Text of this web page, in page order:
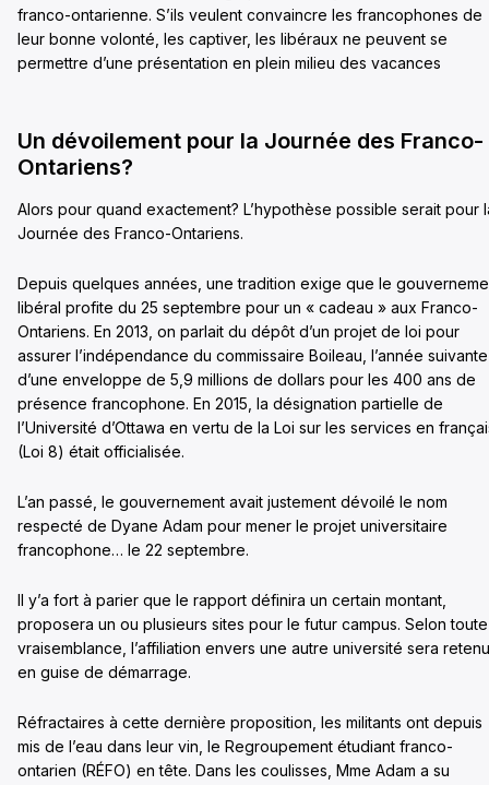
franco-ontarienne. S’ils veulent convaincre les francophones de
leur bonne volonté, les captiver, les libéraux ne peuvent se
permettre d’une présentation en plein milieu des vacances
Un dévoilement pour la Journée des Franco-
Ontariens?
Alors pour quand exactement? L’hypothèse possible serait pour
Journée des Franco-Ontariens.
Depuis quelques années, une tradition exige que le
libéral profite du 25 septembre pour un « cadeau » aux Franco-
Ontariens. En 2013, on parlait du dépôt d’un projet de loi pour
assurer l’indépendance du commissaire Boileau, l’année suivante
d’une enveloppe de 5,9 millions de dollars pour les 400 ans de
présence francophone. En 2015, la désignation partielle de
l’Université d’Ottawa en vertu de la Loi sur les services en
(Loi 8) était officialisée.
L’an passé, le gouvernement avait justement dévoilé le nom
respecté de Dyane Adam pour mener le projet universitaire
francophone… le 22 septembre.
Il y’a fort à parier que le rapport définira un certain montant,
proposera un ou plusieurs sites pour le futur campus. Selon toute
vraisemblance, l’affiliation envers une autre université sera
en guise de démarrage.
Réfractaires à cette dernière proposition, les militants ont depuis
mis de l’eau dans leur vin, le Regroupement étudiant franco-
ontarien (RÉFO) en tête. Dans les coulisses, Mme Adam a su